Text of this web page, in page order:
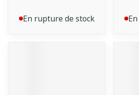
En rupture de stock